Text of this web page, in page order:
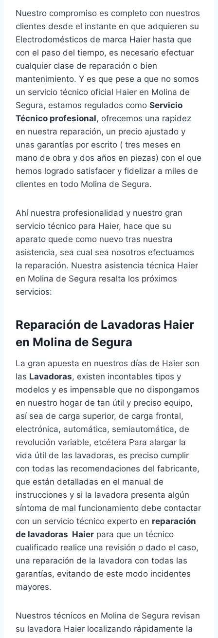
Nuestro compromiso es completo con nuestros
clientes desde el instante en que adquieren su
Electrodomésticos de marca Haier hasta que
con el paso del tiempo, es necesario efectuar
cualquier clase de reparación o bien
mantenimiento. Y es que pese a que no somos
un servicio técnico oficial Haier en Molina de
Segura, estamos regulados como Servicio
Técnico profesional, ofrecemos una rapidez
en nuestra reparación, un precio ajustado y
unas garantías por escrito ( tres meses en
mano de obra y dos años en piezas) con el que
hemos logrado satisfacer y fidelizar a miles de
clientes en todo Molina de Segura.
Ahí nuestra profesionalidad y nuestro gran
servicio técnico para Haier, hace que su
aparato quede como nuevo tras nuestra
asistencia, sea cual sea nosotros efectuamos
la reparación. Nuestra asistencia técnica Haier
en Molina de Segura resalta los próximos
servicios:
Reparación de Lavadoras Haier
en Molina de Segura
La gran apuesta en nuestros días de Haier son
las Lavadoras, existen incontables tipos y
modelos y es impensable que no dispongamos
en nuestro hogar de tan útil y preciso equipo,
así sea de carga superior, de carga frontal,
electrónica, automática, semiautomática, de
revolución variable, etcétera Para alargar la
vida útil de las lavadoras, es preciso cumplir
con todas las recomendaciones del fabricante,
que están detalladas en el manual de
instrucciones y si la lavadora presenta algún
síntoma de mal funcionamiento debe contactar
con un servicio técnico experto en reparación
de lavadoras Haier para que un técnico
cualificado realice una revisión o dado el caso,
una reparación de la lavadora con todas las
garantías, evitando de este modo incidentes
mayores.
Nuestros técnicos en Molina de Segura revisan
su lavadora Haier localizando rápidamente la